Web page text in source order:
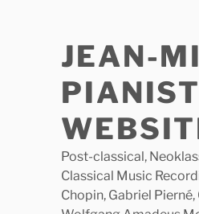
JEAN-
Post-classical,
Classical Music
Chopin, Gabriel